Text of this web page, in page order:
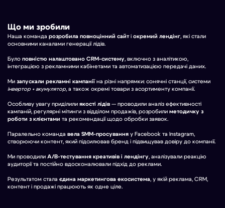
Що ми зробили
Наша команда розробила повноцінний сайті окремий лендінг, які стали
основними каналами генерації лідів.
Було повністю налаштовано CRM-систему , включно з аналітикою,
інтеграцією з рекламними кабінетами та автоматизацією передачі даних.
Ми запускали рекламні кампанії на різні напрямки: сонячні станції, системи
інвертор + акумулятор, а також окремі товари з асортименту компанії.
Особливу увагу приділили якості лідів — проводили аналіз ефективності
кампаній, регулярні мітинги з відділом продажів, розробили методичку з
роботи з клієнтами та рекомендації щодо обробки заявок.
Паралельно команда вела SMM-просування у Facebook та Instagram,
створюючи контент, який підсилював бренд і підвищував довіру до компанії.
Ми проводили A/B-тестування креативів і лендінгу , аналізували реакцію
аудиторії та постійно вдосконалювали підхід до реклами.
Результатом стала єдина маркетингова екосистема, у якій реклама, CRM,
контент і продажі працюють як одне ціле.